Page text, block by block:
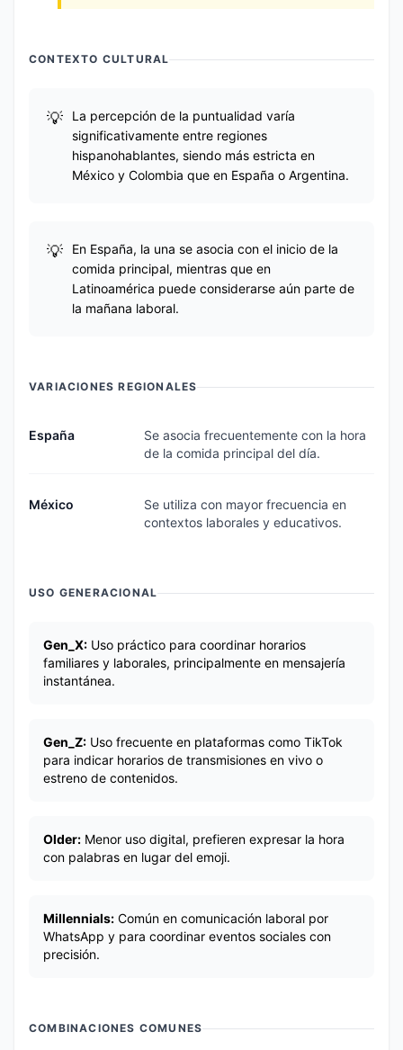
CONTEXTO CULTURAL
La percepción de la puntualidad varía
significativamente entre regiones
hispanohablantes, siendo más estricta en
México y Colombia que en España o Argentina.
En España, la una se asocia con el inicio de la
comida principal, mientras que en
Latinoamérica puede considerarse aún parte de
la mañana laboral.
VARIACIONES REGIONALES
España
Se asocia frecuentemente con la hora
de la comida principal del día.
México
Se utiliza con mayor frecuencia en
contextos laborales y educativos.
USO GENERACIONAL
Gen_X: Uso práctico para coordinar horarios
familiares y laborales, principalmente en mensajería
instantánea.
Gen_Z: Uso frecuente en plataformas como TikTok
para indicar horarios de transmisiones en vivo o
estreno de contenidos.
Older: Menor uso digital, prefieren expresar la hora
con palabras en lugar del emoji.
Millennials: Común en comunicación laboral por
WhatsApp y para coordinar eventos sociales con
precisión.
COMBINACIONES COMUNES